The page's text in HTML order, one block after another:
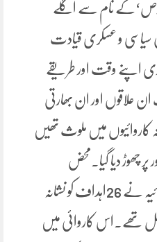
نام سے اگلے
سیاسی و عسکری قیادت
اپنے وقت اور طریقے
اور ان بھارتی
کاروائیوں میں ملوث تھیں
چھوڑ دیا گیا۔محض
5سے6گھنٹوں میں پاکستانی فضائیہ نے 26اہداف کو نشانہ
اڈے شامل تھے۔اس کاروائی میں